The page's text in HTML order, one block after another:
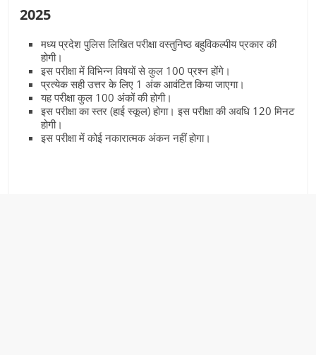
2025
मध्य प्रदेश पुलिस लिखित परीक्षा वस्तुनिष्ठ बहुविकल्पीय प्रकार की
होगी।
इस परीक्षा में विभिन्न विषयों से कुल 100 प्रश्न होंगे।
प्रत्येक सही उत्तर के लिए 1 अंक आवंटित किया जाएगा।
यह परीक्षा कुल 100 अंकों की होगी।
इस परीक्षा का स्तर (हाई स्कूल) होगा। इस परीक्षा की अवधि 120 मिनट
होगी।
इस परीक्षा में कोई नकारात्मक अंकन नहीं होगा।